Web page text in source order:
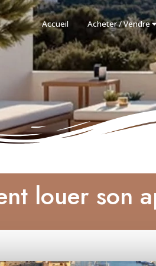
Accueil Acheter / Vendre
louer son